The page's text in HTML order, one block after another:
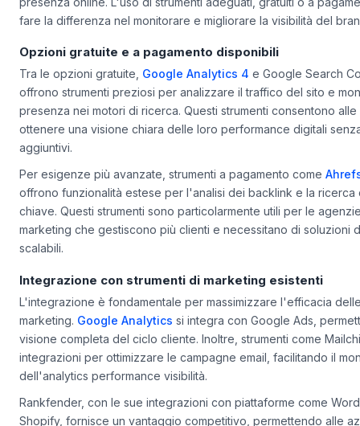
presenza online. L'uso di strumenti adeguati, gratuiti o a
Opzioni gratuite e a pagamento disponibili
Tra le opzioni gratuite,Google Analytics 4e Google Search
offrono strumenti preziosi per analizzare il traffico del sito e
presenza nei motori di ricerca. Questi strumenti consentono
ottenere una visione chiara delle loro performance digitali
aggiuntivi.
Per esigenze più avanzate, strumenti a pagamento come
offrono funzionalità estese per l'analisi dei backlink e la ricerca
chiave. Questi strumenti sono particolarmente utili per le
marketing che gestiscono più clienti e necessitano di soluzioni
Integrazione con strumenti di marketing esistenti
L'integrazione è fondamentale per massimizzare l'efficacia
marketing.Google Analyticssi integra con Google Ads,
visione completa del ciclo cliente. Inoltre, strumenti come
integrazioni per ottimizzare le campagne email, facilitando il
dell'analytics performance visibilità.
Rankfender, con le sue integrazioni con piattaforme come